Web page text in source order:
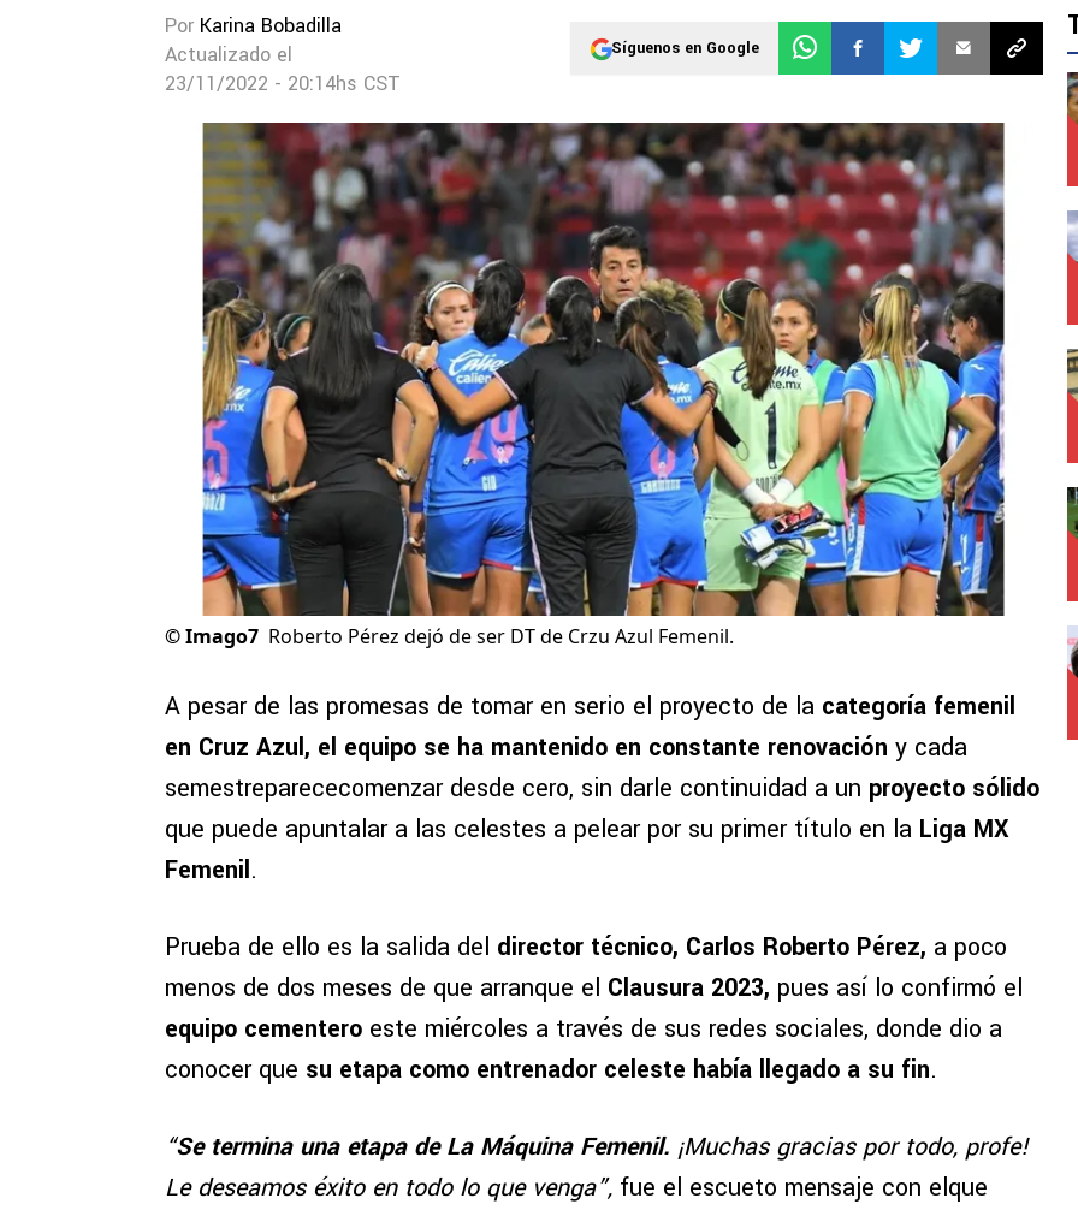
Por Karina Bobadilla
Actualizado el
23/11/2022 - 20:14hs CST
Síguenos en Google
©Imago7 Roberto Pérez dejó de ser DT de Crzu Azul Femenil.
A pesar de las promesas de tomar en serio el proyecto de la categoría femenil
en Cruz Azul, el equipo se ha mantenido en constante renovación y cada
semestreparececomenzar desde cero, sin darle continuidad a un proyecto sólido
que puede apuntalar a las celestes a pelear por su primer título en la Liga MX
Femenil.
Prueba de ello es la salida del director técnico, Carlos Roberto Pérez, a poco
menos de dos meses de que arranque el Clausura 2023, pues así lo confirmó el
equipo cementero este miércoles a través de sus redes sociales, donde dio a
conocer que su etapa como entrenador celeste había llegado a su fin.
“Se termina una etapa de La Máquina Femenil. ¡Muchas gracias por todo, profe!
Le deseamos éxito en todo lo que venga”, fue el escueto mensaje con elque